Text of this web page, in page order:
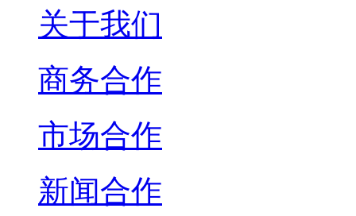
关于我们
商务合作
市场合作
新闻合作